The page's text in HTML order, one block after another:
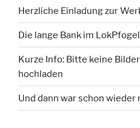
Herzliche Einladung zur
Die lange Bank im LokPfogel
Kurze Info: Bitte keine
hochladen
Und dann war schon